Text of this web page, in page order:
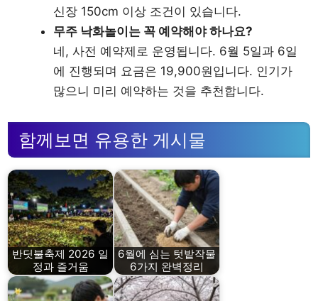
신장 150cm 이상 조건이 있습니다.
무주 낙화놀이는 꼭 예약해야 하나요?
네, 사전 예약제로 운영됩니다. 6월 5일과 6일
에 진행되며 요금은 19,900원입니다. 인기가
많으니 미리 예약하는 것을 추천합니다.
함께보면 유용한 게시물
반딧불축제 2026 일
정과 즐거움
6월에 심는 텃밭작물
6가지 완벽정리